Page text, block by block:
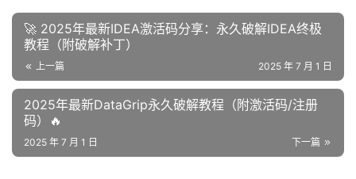
🚀 2025年最新IDEA激活码分享：永久破解IDEA终极
教程（附破解补丁）
上一篇 2025 年 7 月 1 日
2025年最新DataGrip永久破解教程（附激活码/注册
码）🔥
下一篇
2025 年 7 月 1 日